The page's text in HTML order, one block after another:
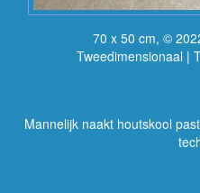
70 x 50 cm, ©
Tweedimensionaal |
Mannelijk naakt houtskool